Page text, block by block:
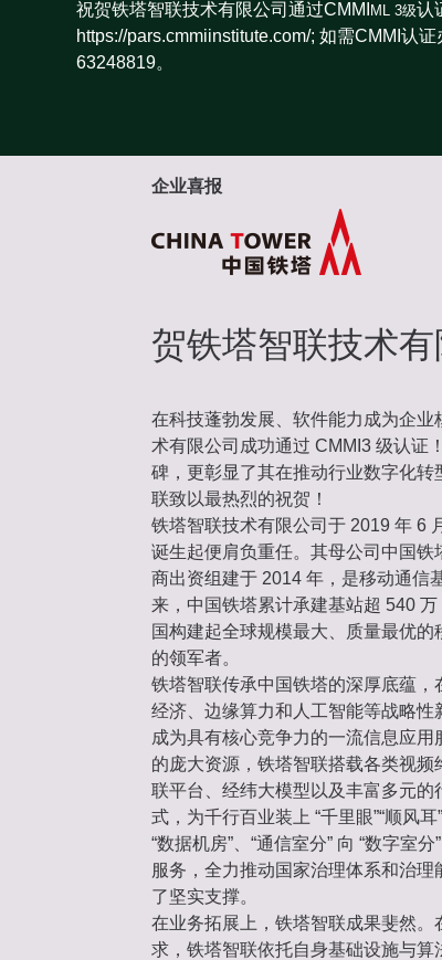
祝贺铁塔智联技术有限公司通过CMMI ML 3级认
https://pars.cmmiinstitute.com/; 如需CMMI认
63248819。
企业喜报
贺铁塔智联技术
在科技蓬勃发展、软件能力成为企
术有限公司成功通过 CMMI3 级认证
碑，更彰显了其在推动行业数字化
联致以最热烈的祝贺！
铁塔智联技术有限公司于 2019 年 6
诞生起便肩负重任。其母公司中国
商出资组建于 2014 年，是移动通信
来，中国铁塔累计承建基站超 540
国构建起全球规模最大、质量最优
的领军者。
铁塔智联传承中国铁塔的深厚底蕴，
经济、边缘算力和人工智能等战略
成为具有核心竞争力的一流信息应
的庞大资源，铁塔智联搭载各类视
联平台、经纬大模型以及丰富多元的
式，为千行百业装上 “千里眼”“顺风耳
“数据机房”、“通信室分” 向 “数字室
服务，全力推动国家治理体系和治
了坚实支撑。
在业务拓展上，铁塔智联成果斐然
求，铁塔智联依托自身基础设施与算